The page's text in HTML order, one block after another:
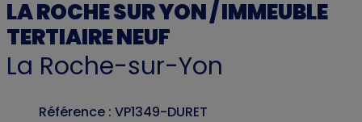
LA ROCHE SUR YON / IMMEUBLE
TERTIAIRE NEUF
La Roche-sur-Yon
Référence : VP1349-DURET